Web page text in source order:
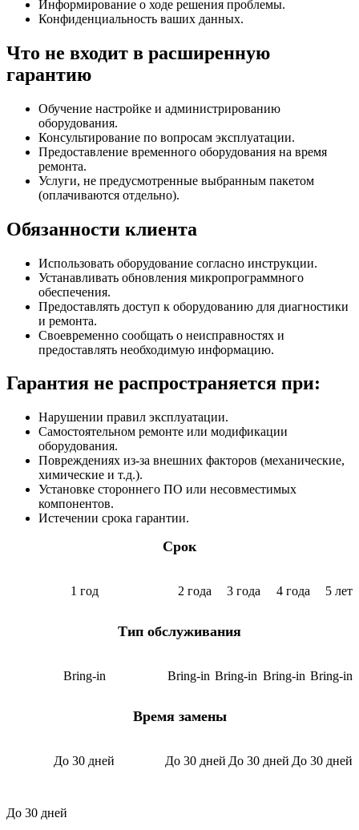
Информирование о ходе решения проблемы.
Конфиденциальность ваших данных.
Что не входит в расширенную
гарантию
Обучение настройке и администрированию
оборудования.
Консультирование по вопросам эксплуатации.
Предоставление временного оборудования на время
ремонта.
Услуги, не предусмотренные выбранным пакетом
(оплачиваются отдельно).
Обязанности клиента
Использовать оборудование согласно инструкции.
Устанавливать обновления микропрограммного
обеспечения.
Предоставлять доступ к оборудованию для диагностики
и ремонта.
Своевременно сообщать о неисправностях и
предоставлять необходимую информацию.
Гарантия не распространяется при:
Нарушении правил эксплуатации.
Самостоятельном ремонте или модификации
оборудования.
Повреждениях из-за внешних факторов (механические,
химические и т.д.).
Установке стороннего ПО или несовместимых
компонентов.
Истечении срока гарантии.
Срок
1 год 2 года 3 года 4 года 5 лет
Тип обслуживания
Bring-in Bring-in Bring-in Bring-in Bring-in
Время замены
До 30 дней До 30 дней До 30 дней До 30 дней
До 30 дней